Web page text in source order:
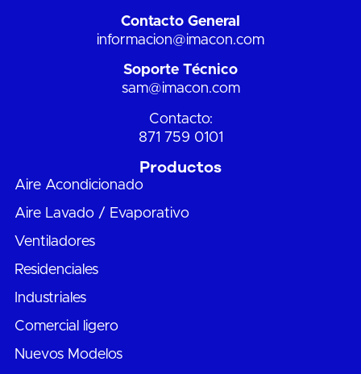
Contacto General
informacion@imacon.com
Soporte Técnico
sam@imacon.com
Contacto:
871 759 0101
Productos
Aire Acondicionado
Aire Lavado / Evaporativo
Ventiladores
Residenciales
Industriales
Comercial ligero
Nuevos Modelos